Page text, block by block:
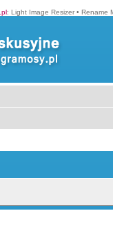
: Light Image Resizer • Rename